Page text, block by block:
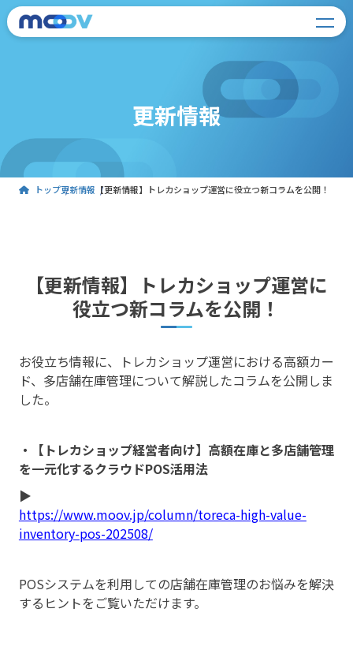
更新情報
トップ更新情報 【更新情報】トレカショップ運営に役立つ新コラムを公開！
【更新情報】トレカショップ運営に
役立つ新コラムを公開！
お役立ち情報に、トレカショップ運営における高額カー
ド、多店舗在庫管理について解説したコラムを公開しま
した。
・【トレカショップ経営者向け】高額在庫と多店舗管理
を一元化するクラウドPOS活用法
▶
https://www.moov.jp/column/toreca-high-value-
inventory-pos-202508/
POSシステムを利用しての店舗在庫管理のお悩みを解決
するヒントをご覧いただけます。